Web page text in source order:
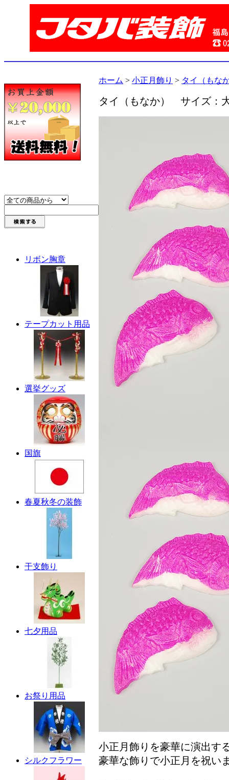
リボン胸章
テープカット用品
選挙グッズ
国旗
春夏秋冬の装飾
干支飾り
七夕用品
お祭り用品
シルクフラワー
ホーム > 小正月飾り > タイ（もな
タイ（もなか） サイズ：
小正月飾りを豪華に演出す
豪華な飾りで小正月を祝い